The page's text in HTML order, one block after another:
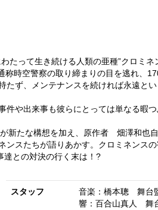
って生き続ける人類の亜種”クロミネ
時空警察の取り締まりの目を逃れ、
ず、メンテナンスを続ければ永遠と
や出来事も彼らにとっては単なる暇つ
新たな構想を加え、原作者 畑澤和也
スたちが語りあかす。クロミネンス
達との対決の行く末は！?
スタッフ
音楽：橋本聰 舞台
響：百合山真人 舞